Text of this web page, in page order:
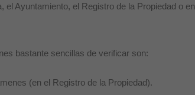
Ayuntamiento, el Registro de la Propiedad o en
bastante sencillas de verificar son:
(en el Registro de la Propiedad).